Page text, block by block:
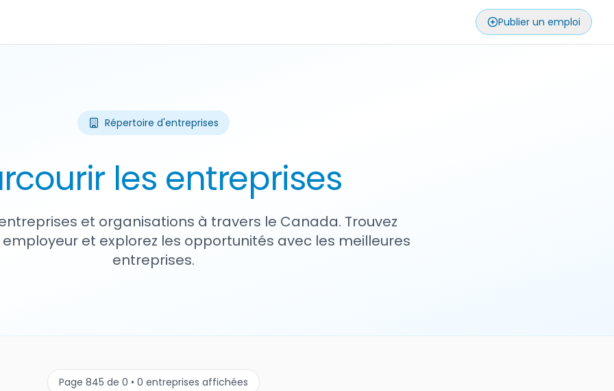
Publier un emploi
Répertoire d'entreprises
les entreprises
et organisations à travers le Canada. Trouvez
et explorez les opportunités avec les meilleures
entreprises.
Page 845 de 0 • 0 entreprises affichées